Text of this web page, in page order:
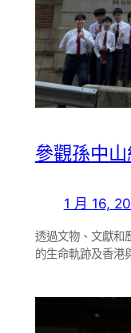
參觀孫中
1 月 16,
透過文物、文獻和
的生命軌跡及香港